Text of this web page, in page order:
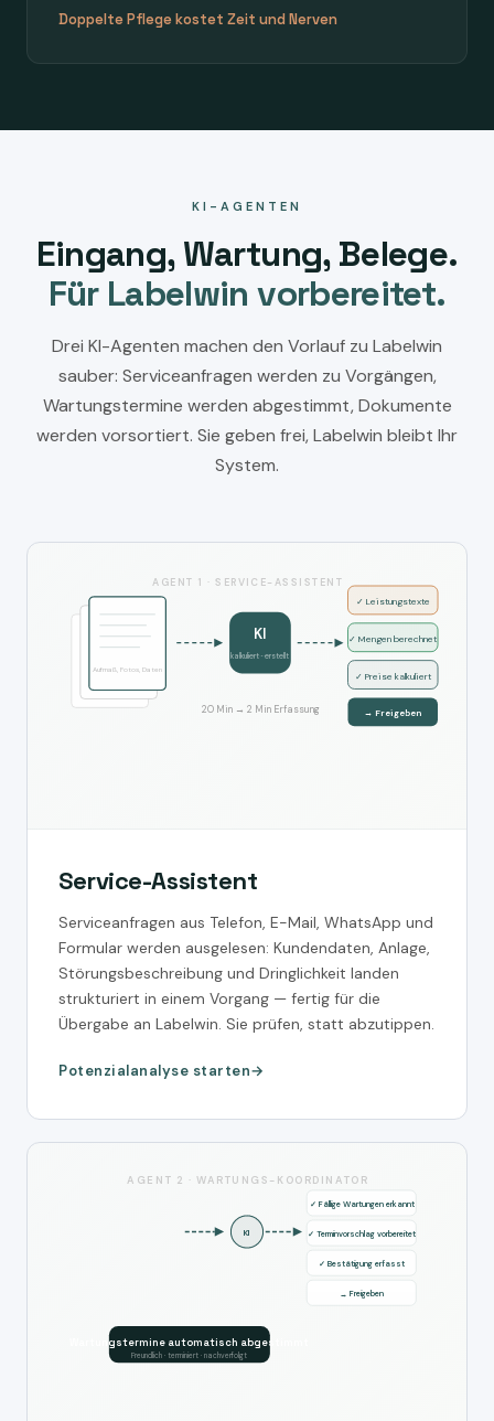
Doppelte Pflege kostet Zeit und Nerven
KI-AGENTEN
Eingang, Wartung, Belege.
Für Labelwin vorbereitet.
Drei KI-Agenten machen den Vorlauf zu Labelwin
sauber: Serviceanfragen werden zu Vorgängen,
Wartungstermine werden abgestimmt, Dokumente
werden vorsortiert. Sie geben frei, Labelwin bleibt Ihr
System.
AGENT 1 · SERVICE-ASSISTENT
Aufmaß, Fotos, Daten
KI
kalkuliert · erstellt
✓ Leistungstexte
✓ Mengen berechnet
✓ Preise kalkuliert
→ Freigeben
20 Min → 2 Min Erfassung
Service-Assistent
Serviceanfragen aus Telefon, E-Mail, WhatsApp und
Formular werden ausgelesen: Kundendaten, Anlage,
Störungsbeschreibung und Dringlichkeit landen
strukturiert in einem Vorgang — fertig für die
Übergabe an Labelwin. Sie prüfen, statt abzutippen.
Potenzialanalyse starten
AGENT 2 · WARTUNGS-KOORDINATOR
KI
✓ Fällige Wartungen erkannt
✓ Terminvorschlag vorbereitet
✓ Bestätigung erfasst
→ Freigeben
Wartungstermine automatisch abgestimmt
Freundlich · terminiert · nachverfolgt